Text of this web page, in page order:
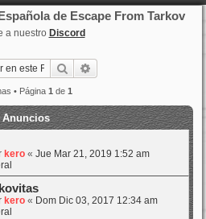
de Escape From Tarkov
a nuestro Discord
Buscar
• Página 1 de 1
Anuncios
kero « Jue Mar 21, 2019 1:52 am
kero « Dom Dic 03, 2017 12:34 am